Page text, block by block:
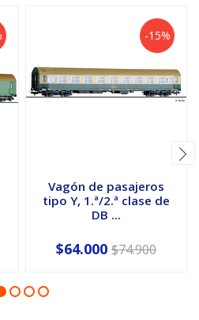
-15%
Vagón de pasajeros
tipo Y, 1.ª/2.ª clase de
DB ...
$64.000 $74.900